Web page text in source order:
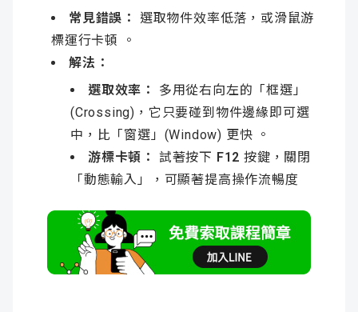
常見錯誤：
選取物件效率低落，或滑鼠游
標運行卡頓 。
解法：
選取效率：
多用從右向左的「框選」
(Crossing)，它只要碰到物件邊緣即可選
中，比「窗選」(Window) 更快 。
游標卡頓：
試著按下 F12 按鍵，關閉
「動態輸入」，可顯著提高操作流暢度